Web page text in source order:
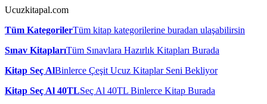
Ucuzkitapal.com
Tüm KategorilerTüm kitap kategorilerine buradan ulaşabilirsin
Sınav KitaplarıTüm Sınavlara Hazırlık Kitapları Burada
Kitap Seç AlBinlerce Çeşit Ucuz Kitaplar Seni Bekliyor
Kitap Seç Al 40TLSeç Al 40TL Binlerce Kitap Burada